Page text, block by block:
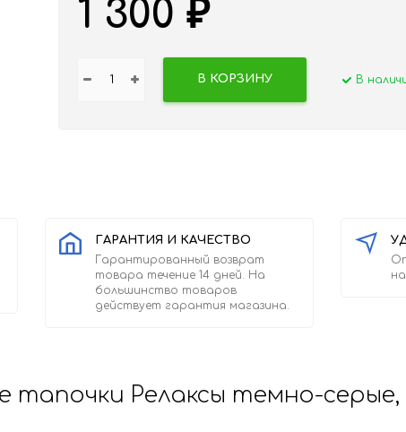
1 300 ₽
В КОРЗИНУ В
ГАРАНТИЯ И КАЧЕСТВО
Гарантированный возврат
товара течение 14 дней. На
большинство товаров
действует гарантия магазина.
Релаксы темно-